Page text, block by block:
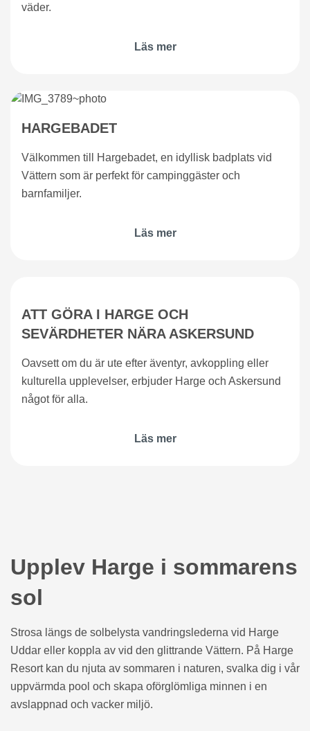
väder.
Läs mer
HARGEBADET
Välkommen till Hargebadet, en idyllisk badplats vid
Vättern som är perfekt för campinggäster och
barnfamiljer.
Läs mer
ATT GÖRA I HARGE OCH
SEVÄRDHETER NÄRA ASKERSUND
Oavsett om du är ute efter äventyr, avkoppling eller
kulturella upplevelser, erbjuder Harge och Askersund
något för alla.
Läs mer
Upplev Harge i sommarens
sol
Strosa längs de solbelysta vandringslederna vid Harge
Uddar eller koppla av vid den glittrande Vättern. På Harge
Resort kan du njuta av sommaren i naturen, svalka dig i vår
uppvärmda pool och skapa oförglömliga minnen i en
avslappnad och vacker miljö.